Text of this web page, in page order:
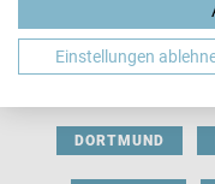
BERUFLICHE
DORTMUND
Einstellungen